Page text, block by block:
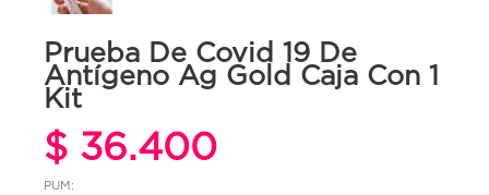
Prueba De Covid 19 De
Antígeno Ag Gold Caja Con 1
Kit
$ 36.400
PUM: